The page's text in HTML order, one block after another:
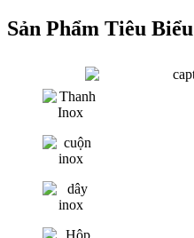
Sản Phẩm Tiêu Biểu